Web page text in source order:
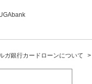
ガ銀行カードローンについて >